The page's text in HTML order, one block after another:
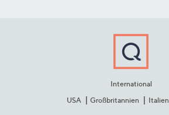
International
USA
Großbritannien Italien